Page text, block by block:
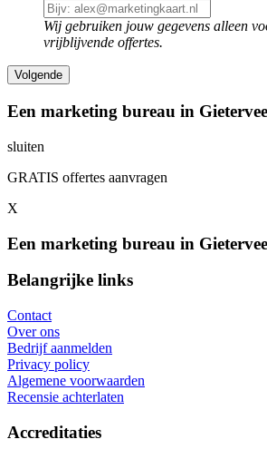
Wij gebruiken jouw gegevens alleen
vrijblijvende offertes.
Een marketing bureau in
sluiten
GRATIS offertes aanvragen
X
Een marketing bureau in
Belangrijke links
Contact
Over ons
Bedrijf aanmelden
Privacy policy
Algemene voorwaarden
Recensie achterlaten
Accreditaties